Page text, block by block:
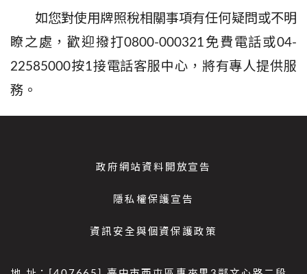
如您對使用牌照稅相關事項有任何疑問或不明
瞭之處，歡迎撥打0800-000321 免費電話或04-
22585000按1接電話客服中心，將有專人提供服
務。
政府網站資料開放宣告
隱私權保護宣告
資訊安全與個資保護政策